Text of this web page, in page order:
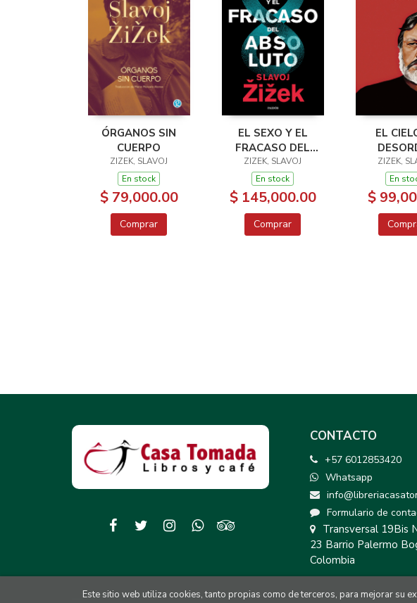
ÓRGANOS SIN
CUERPO
ZIZEK, SLAVOJ
En stock
$ 79,000.00
Comprar
EL SEXO Y EL
FRACASO DEL
ABSOLUTO
ZIZEK, SLAVOJ
En stock
$ 145,000.00
Comprar
EL
ZIZEK,
En
$
CONTACTO
+57 6012853420
Whatsapp
Formulario de
Transversal 19Bis
23 Barrio Palermo
Colombia
Este sitio web utiliza cookies, tanto propias como de terceros, para mejorar su